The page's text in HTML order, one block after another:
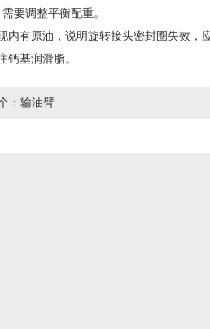
要调整平衡配重。
有原油，说明旋转接头密封圈失效，
基润滑脂。
： 输油臂